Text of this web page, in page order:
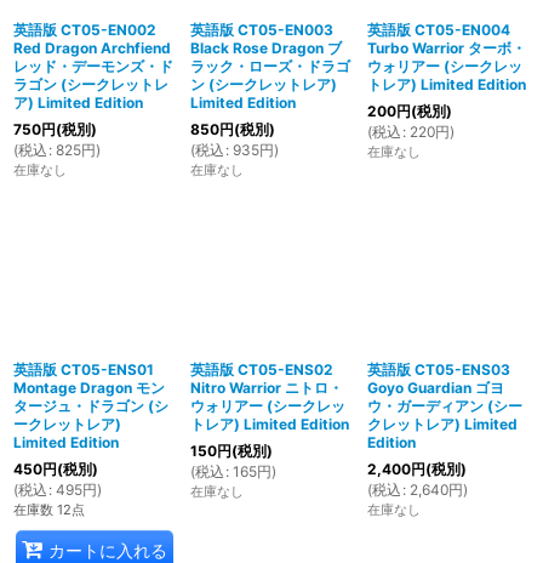
英語版 CT05-EN002
Red Dragon Archfiend
レッド・デーモンズ・ド
ラゴン (シークレットレ
ア) Limited Edition
750円(税別)
(税込 : 825円)
在庫なし
英語版 CT05-EN003
Black Rose Dragon ブ
ラック・ローズ・ドラゴ
ン (シークレットレア)
Limited Edition
850円(税別)
(税込 : 935円)
在庫なし
英語版 CT05-EN004
Turbo Warrior ターボ・
ウォリアー (シークレッ
トレア) Limited Edition
200円(税別)
(税込 : 220円)
在庫なし
英語版 CT05-ENS01
Montage Dragon モン
タージュ・ドラゴン (シ
ークレットレア)
Limited Edition
450円(税別)
(税込 : 495円)
在庫数 12点
カートに入れる
英語版 CT05-ENS02
Nitro Warrior ニトロ・
ウォリアー (シークレッ
トレア) Limited Edition
150円(税別)
(税込 : 165円)
在庫なし
英語版 CT05-ENS03
Goyo Guardian ゴヨ
ウ・ガーディアン (シー
クレットレア) Limited
Edition
2,400円(税別)
(税込 : 2,640円)
在庫なし